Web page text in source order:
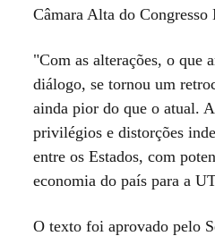
Câmara Alta do
"Com as alterações, o que
diálogo, se tornou um
ainda pior do que o atual.
privilégios e distorções
entre os Estados, com
economia do país para a
O texto foi aprovado pelo